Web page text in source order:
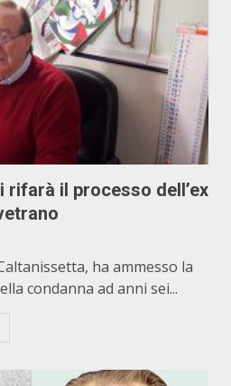
rifarà il processo dell’ex
ha ammesso la
condanna ad anni sei...